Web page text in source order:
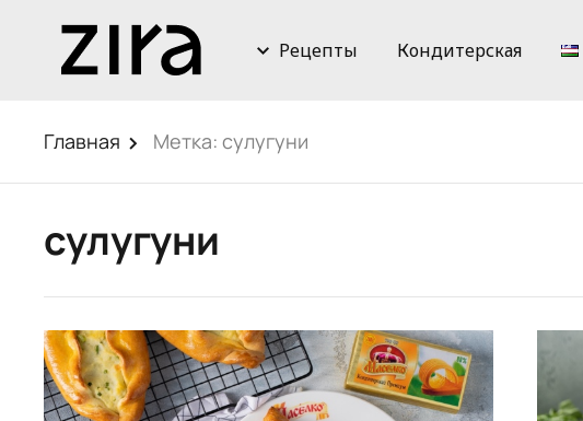
Рецепты Кондитерская
Главная Метка: сулугуни
сулугуни